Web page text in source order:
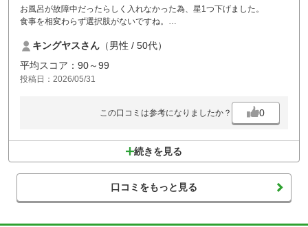
お風呂が故障中だったらしく入れなかった為、星1つ下げました。
食事を相変わらず選択肢がないですね。
キングヤスさん （男性 / 50代）
平均スコア：90～99
投稿日：2026/05/31
この口コミは参考になりましたか？ 0
続きを見る
口コミをもっと見る